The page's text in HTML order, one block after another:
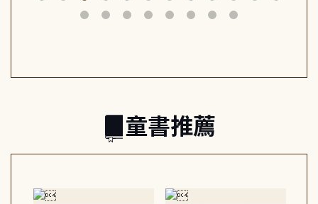
筆下的現代馬雅
節奏 22個行動練
童書推薦